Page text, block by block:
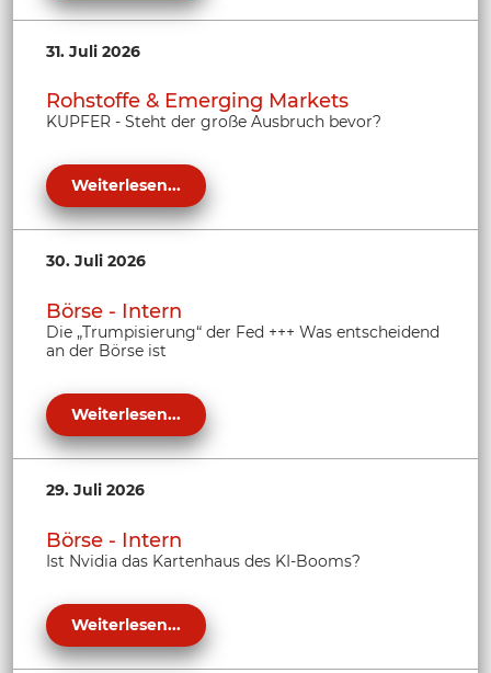
31. Juli 2026
Rohstoffe & Emerging Markets
KUPFER - Steht der große Ausbruch bevor?
Weiterlesen...
30. Juli 2026
Börse - Intern
Die „Trumpisierung“ der Fed +++ Was entscheidend
an der Börse ist
Weiterlesen...
29. Juli 2026
Börse - Intern
Ist Nvidia das Kartenhaus des KI-Booms?
Weiterlesen...